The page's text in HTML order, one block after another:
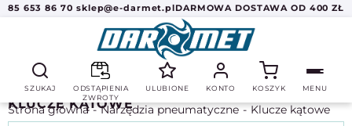
85 653 86 70 sklep@e-darmet.plDARMOWA DOSTAWA OD 400 ZŁ
SZUKAJ
ODSTĄPIENIA
ZWROTY
ULUBIONE KONTO KOSZYK MENU
Strona główna Narzędzia pneumatyczne Klucze kątowe
KLUCZE KĄTOWE